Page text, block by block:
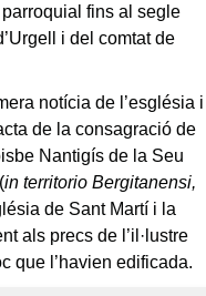
parroquial fins al segle
i del comtat de
notícia de l’església i
de la consagració de
Nantigís de la Seu
in territorio Bergitanensi,
de Sant Martí i la
als precs de l’il·lustre
que l’havien edificada.